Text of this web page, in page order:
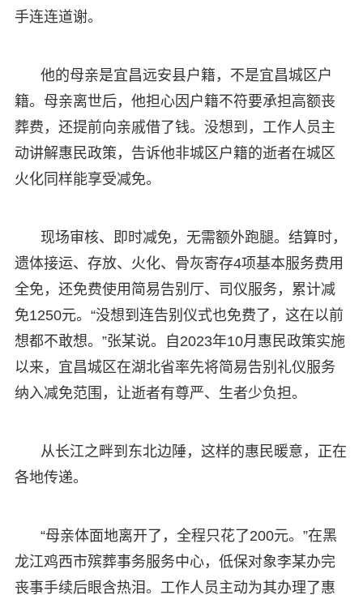
手连连道谢。
他的母亲是宜昌远安县户籍，不是宜昌城区户
籍。母亲离世后，他担心因户籍不符要承担高额丧
葬费，还提前向亲戚借了钱。没想到，工作人员主
动讲解惠民政策，告诉他非城区户籍的逝者在城区
火化同样能享受减免。
现场审核、即时减免，无需额外跑腿。结算时，
遗体接运、存放、火化、骨灰寄存4项基本服务费用
全免，还免费使用简易告别厅、司仪服务，累计减
免1250元。“没想到连告别仪式也免费了，这在以前
想都不敢想。”张某说。自2023年10月惠民政策实施
以来，宜昌城区在湖北省率先将简易告别礼仪服务
纳入减免范围，让逝者有尊严、生者少负担。
从长江之畔到东北边陲，这样的惠民暖意，正在
各地传递。
“母亲体面地离开了，全程只花了200元。”在黑
龙江鸡西市殡葬事务服务中心，低保对象李某办完
丧事手续后眼含热泪。工作人员主动为其办理了惠